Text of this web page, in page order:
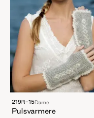
219R-15Dame
Pulsvarmere